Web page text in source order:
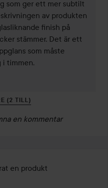
som ger ett mer subtilt
av produkten
finish på
stämmer. Det är ett
som måste
i timmen.
(2 TILL)
en kommentar
en produkt